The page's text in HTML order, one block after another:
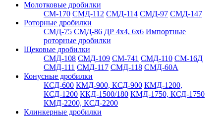
Молотковые дробилки
СМ-170 СМД-112 СМД-114 СМД-97 СМД-147
Роторные дробилки
СМД-75 СМД-86 ДР 4х4, 6х6 Импортные
роторные дробилки
Щековые дробилки
СМД-108 СМД-109 СМ-741 СМД-110 СМ-16Д
СМД-111 СМД-117 СМД-118 СМД-60А
Конусные дробилки
КСД-600 КМД-900, КСД-900 КМД-1200,
КСД-1200 ККД-1500/180 КМД-1750, КСД-1750
КМД-2200, КСД-2200
Клинкерные дробилки